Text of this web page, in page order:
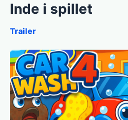
Inde i spillet
Trailer